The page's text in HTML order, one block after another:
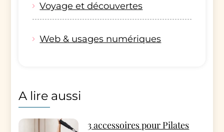
Voyage et découvertes
Web & usages numériques
A lire aussi
3 accessoires pour Pilates